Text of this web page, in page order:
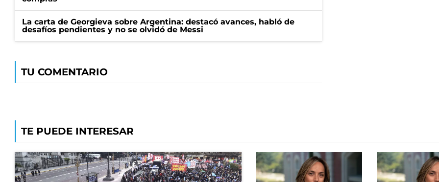
La carta de Georgieva sobre Argentina: destacó avances, habló de
desafíos pendientes y no se olvidó de Messi
TU COMENTARIO
TE PUEDE INTERESAR